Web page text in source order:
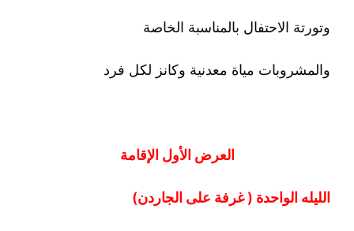
وتورتة الاحتفال بالمناسبة الخاصة
والمشروبات مياة معدنية وكانز لكل فرد
العرض الأول الإقامة
الليله الواحدة ( غرفة على الجاردن)